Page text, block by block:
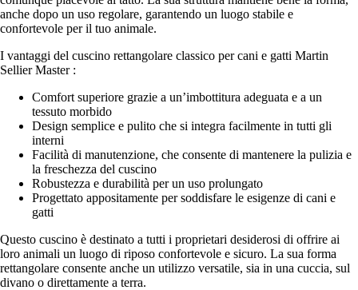
anche dopo un uso regolare, garantendo un luogo stabile e
confortevole per il tuo animale.
I vantaggi del cuscino rettangolare classico per cani e gatti Martin
Sellier Master :
Comfort superiore grazie a un’imbottitura adeguata e a un
tessuto morbido
Design semplice e pulito che si integra facilmente in tutti gli
interni
Facilità di manutenzione, che consente di mantenere la pulizia e
la freschezza del cuscino
Robustezza e durabilità per un uso prolungato
Progettato appositamente per soddisfare le esigenze di cani e
gatti
Questo cuscino è destinato a tutti i proprietari desiderosi di offrire ai
loro animali un luogo di riposo confortevole e sicuro. La sua forma
rettangolare consente anche un utilizzo versatile, sia in una cuccia, sul
divano o direttamente a terra.